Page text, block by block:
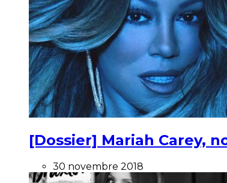
[Dossier] Mariah Carey,
30 novembre 2018